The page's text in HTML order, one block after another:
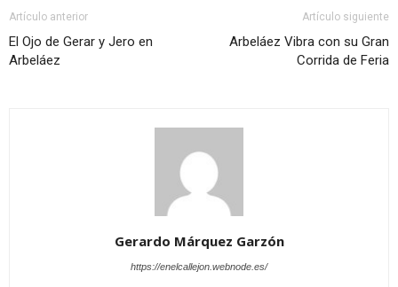
Artículo anterior
El Ojo de Gerar y Jero en
Arbeláez
Artículo siguiente
Arbeláez Vibra con su Gran
Corrida de Feria
Gerardo Márquez Garzón
https://enelcallejon.webnode.es/